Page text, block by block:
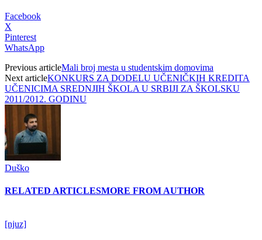
Facebook
X
Pinterest
WhatsApp
Previous articleMali broj mesta u studentskim domovima
Next articleKONKURS ZA DODELU UČENIČKIH KREDITA
UČENICIMA SREDNJIH ŠKOLA U SRBIJI ZA ŠKOLSKU
2011/2012. GODINU
Duško
RELATED ARTICLESMORE FROM AUTHOR
[njuz]